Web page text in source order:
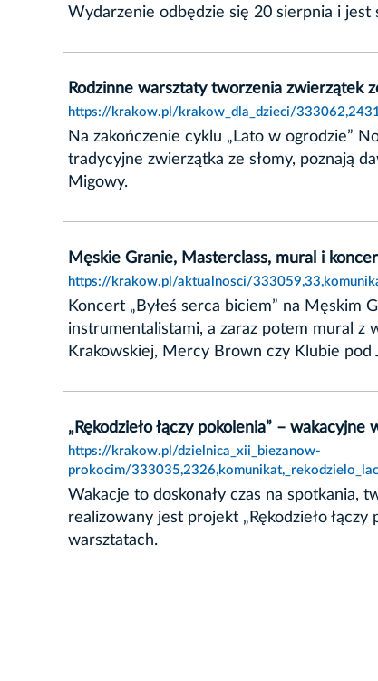
Wydarzenie odbędzie się 20 sierpnia i jest
Rodzinne warsztaty tworzenia zwierzątek
https://krakow.pl/krakow_dla_dzieci/
Na zakończenie cyklu „Lato w ogrodzie”
tradycyjne zwierzątka ze słomy, poznają
Migowy.
Męskie Granie, Masterclass, mural i
https://krakow.pl/aktualnosci/
Koncert „Byłeś serca biciem” na Męskim
instrumentalistami, a zaraz potem mural z
Krakowskiej, Mercy Brown czy Klubie pod
„Rękodzieło łączy pokolenia” –
https://krakow.pl/dzielnica_xii_biezanow-
prokocim/
Wakacje to doskonały czas na spotkania,
realizowany jest projekt „Rękodzieło
warsztatach.